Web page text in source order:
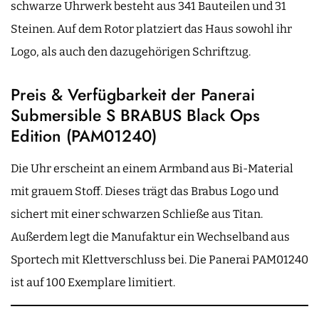
schwarze Uhrwerk besteht aus 341 Bauteilen und 31
Steinen. Auf dem Rotor platziert das Haus sowohl ihr
Logo, als auch den dazugehörigen Schriftzug.
Preis & Verfügbarkeit der Panerai
Submersible S BRABUS Black Ops
Edition (PAM01240)
Die Uhr erscheint an einem Armband aus Bi-Material
mit grauem Stoff. Dieses trägt das Brabus Logo und
sichert mit einer schwarzen Schließe aus Titan.
Außerdem legt die Manufaktur ein Wechselband aus
Sportech mit Klettverschluss bei. Die Panerai PAM01240
ist auf 100 Exemplare limitiert.